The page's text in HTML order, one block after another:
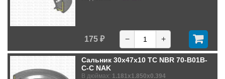
175 ₽ − +
Сальник 30x47x10 TC NBR 70-B01B-
C-C NAK
В дюймах: 1.181x1.850x0.394